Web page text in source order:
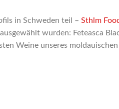
in Schweden teil – Sthlm
wurden: Feteasca
Weine unseres moldauischen